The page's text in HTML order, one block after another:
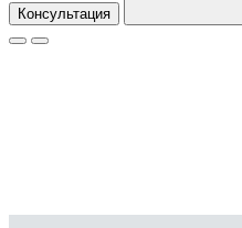
Консультация